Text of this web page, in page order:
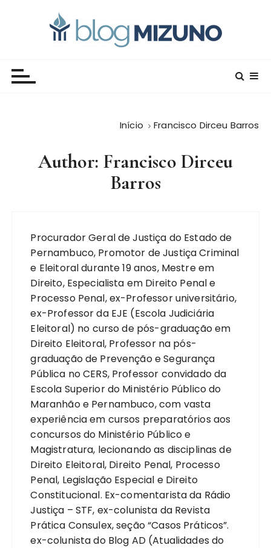
Início Francisco Dirceu Barros
Author: Francisco Dirceu
Barros
Procurador Geral de Justiça do Estado de
Pernambuco, Promotor de Justiça Criminal
e Eleitoral durante 19 anos, Mestre em
Direito, Especialista em Direito Penal e
Processo Penal, ex-Professor universitário,
ex-Professor da EJE (Escola Judiciária
Eleitoral) no curso de pós-graduação em
Direito Eleitoral, Professor na pós-
graduação de Prevenção e Segurança
Pública no CERS, Professor convidado da
Escola Superior do Ministério Público do
Maranhão e Pernambuco, com vasta
experiência em cursos preparatórios aos
concursos do Ministério Público e
Magistratura, lecionando as disciplinas de
Direito Eleitoral, Direito Penal, Processo
Penal, Legislação Especial e Direito
Constitucional. Ex-comentarista da Rádio
Justiça – STF, ex-colunista da Revista
Prática Consulex, seção “Casos Práticos”.
ex-colunista do Blog AD (Atualidades do